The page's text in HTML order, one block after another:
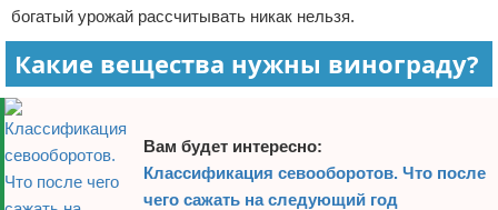
богатый урожай рассчитывать никак нельзя.
Какие вещества нужны винограду?
Вам будет интересно:
Классификация севооборотов. Что после
чего сажать на следующий год